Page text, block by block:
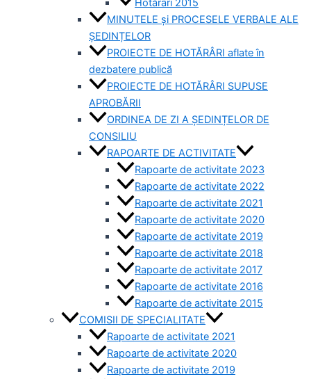
MINUTELE și PROCESELE VERBALE ALE
ȘEDINȚELOR
PROIECTE DE HOTĂRÂRI aflate în
dezbatere publică
PROIECTE DE HOTĂRÂRI SUPUSE
APROBĂRII
ORDINEA DE ZI A ȘEDINȚELOR DE
CONSILIU
RAPOARTE DE ACTIVITATE
Rapoarte de activitate 2023
Rapoarte de activitate 2022
Rapoarte de activitate 2021
Rapoarte de activitate 2020
Rapoarte de activitate 2019
Rapoarte de activitate 2018
Rapoarte de activitate 2017
Rapoarte de activitate 2016
Rapoarte de activitate 2015
COMISII DE SPECIALITATE
Rapoarte de activitate 2021
Rapoarte de activitate 2020
Rapoarte de activitate 2019